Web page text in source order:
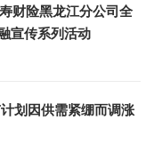
财险黑龙江分公司全
宣传系列活动
划因供需紧绷而调涨